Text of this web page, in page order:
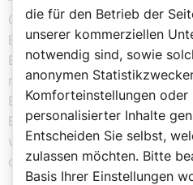
Gleichzeitig berühren sie sich
Elefanten-Wirrwarr aus
Es findet auch chemische
mit Sekreten aus der
Elefanten viel herausriechen.
Begrüßungssituationen
vermuten, die Bindung zu
oder befreundeten Tieren.
die für den Betrieb der
unserer kommerziellen
notwendig sind, sowie
anonymen
Komforteinstellungen oder
personalisierter Inhalte
Entscheiden Sie selbst,
zulassen möchten. Bitte
Basis Ihrer Einstellungen